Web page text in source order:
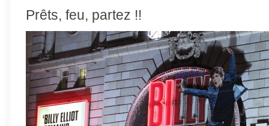
Prêts, feu, partez !!